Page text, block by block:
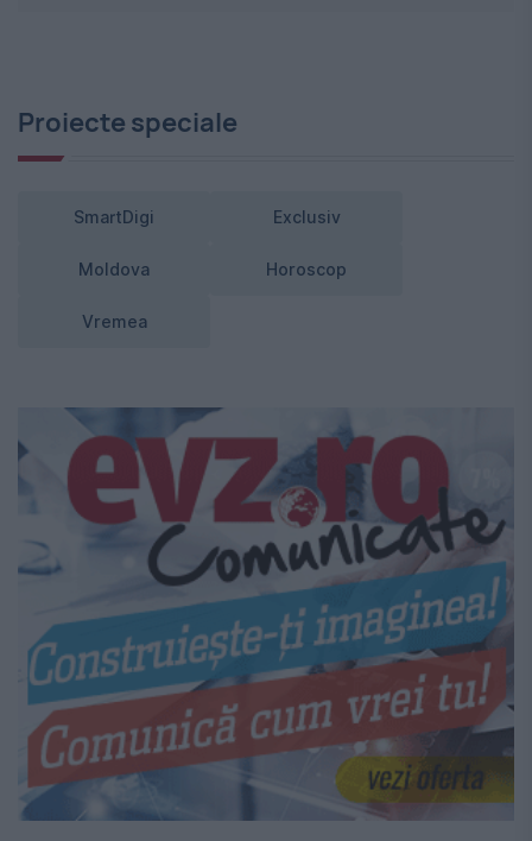
Proiecte speciale
SmartDigi Exclusiv
Moldova Horoscop
Vremea